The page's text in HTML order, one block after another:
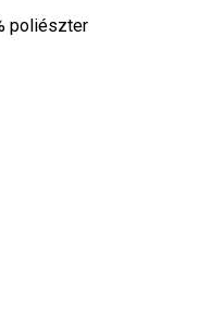
poliészter